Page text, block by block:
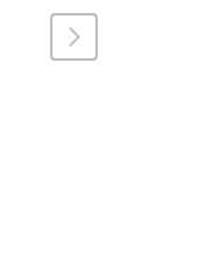
SAN JORGE